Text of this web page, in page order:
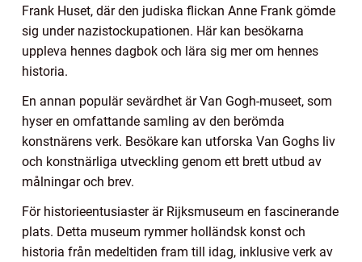
Frank Huset, där den judiska flickan Anne Frank gömde
sig under nazistockupationen. Här kan besökarna
uppleva hennes dagbok och lära sig mer om hennes
historia.
En annan populär sevärdhet är Van Gogh-museet, som
hyser en omfattande samling av den berömda
konstnärens verk. Besökare kan utforska Van Goghs liv
och konstnärliga utveckling genom ett brett utbud av
målningar och brev.
För historieentusiaster är Rijksmuseum en fascinerande
plats. Detta museum rymmer holländsk konst och
historia från medeltiden fram till idag, inklusive verk av